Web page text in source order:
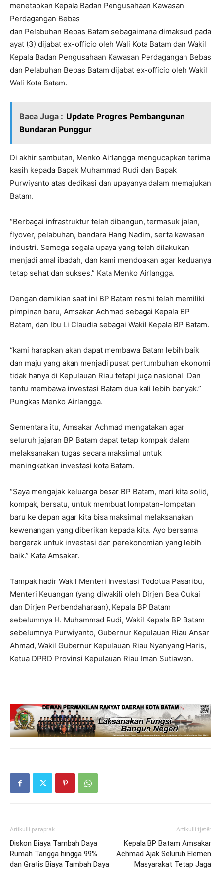
menetapkan Kepala Badan Pengusahaan Kawasan
Perdagangan Bebas
dan Pelabuhan Bebas Batam sebagaimana dimaksud pada
ayat (3) dijabat ex-officio oleh Wali Kota Batam dan Wakil
Kepala Badan Pengusahaan Kawasan Perdagangan Bebas
dan Pelabuhan Bebas Batam dijabat ex-officio oleh Wakil
Wali Kota Batam.
Baca Juga : Update Progres Pembangunan
Bundaran Punggur
Di akhir sambutan, Menko Airlangga mengucapkan terima
kasih kepada Bapak Muhammad Rudi dan Bapak
Purwiyanto atas dedikasi dan upayanya dalam memajukan
Batam.
“Berbagai infrastruktur telah dibangun, termasuk jalan,
flyover, pelabuhan, bandara Hang Nadim, serta kawasan
industri. Semoga segala upaya yang telah dilakukan
menjadi amal ibadah, dan kami mendoakan agar keduanya
tetap sehat dan sukses.” Kata Menko Airlangga.
Dengan demikian saat ini BP Batam resmi telah memiliki
pimpinan baru, Amsakar Achmad sebagai Kepala BP
Batam, dan Ibu Li Claudia sebagai Wakil Kepala BP Batam.
“kami harapkan akan dapat membawa Batam lebih baik
dan maju yang akan menjadi pusat pertumbuhan ekonomi
tidak hanya di Kepulauan Riau tetapi juga nasional. Dan
tentu membawa investasi Batam dua kali lebih banyak.”
Pungkas Menko Airlangga.
Sementara itu, Amsakar Achmad mengatakan agar
seluruh jajaran BP Batam dapat tetap kompak dalam
melaksanakan tugas secara maksimal untuk
meningkatkan investasi kota Batam.
“Saya mengajak keluarga besar BP Batam, mari kita solid,
kompak, bersatu, untuk membuat lompatan-lompatan
baru ke depan agar kita bisa maksimal melaksanakan
kewenangan yang diberikan kepada kita. Ayo bersama
bergerak untuk investasi dan perekonomian yang lebih
baik.” Kata Amsakar.
Tampak hadir Wakil Menteri Investasi Todotua Pasaribu,
Menteri Keuangan (yang diwakili oleh Dirjen Bea Cukai
dan Dirjen Perbendaharaan), Kepala BP Batam
sebelumnya H. Muhammad Rudi, Wakil Kepala BP Batam
sebelumnya Purwiyanto, Gubernur Kepulauan Riau Ansar
Ahmad, Wakil Gubernur Kepulauan Riau Nyanyang Haris,
Ketua DPRD Provinsi Kepulauan Riau Iman Sutiawan.
Artikulli paraprak
Diskon Biaya Tambah Daya
Rumah Tangga hingga 99%
dan Gratis Biaya Tambah Daya
Artikulli tjetër
Kepala BP Batam Amsakar
Achmad Ajak Seluruh Elemen
Masyarakat Tetap Jaga